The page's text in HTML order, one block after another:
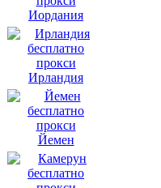
Иордания
Ирландия
Йемен